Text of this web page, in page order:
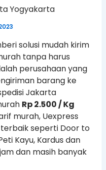
Yogyakarta
solusi mudah kirim
tanpa harus
perusahaan yang
barang ke
Jakarta
Rp 2.500 / Kg
murah, Uexpress
seperti Door to
Kayu, Kardus dan
dan masih banyak